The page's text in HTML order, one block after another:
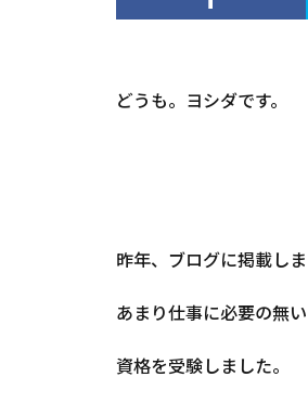
どうも。ヨシダです。
昨年、ブログに掲載し
あまり仕事に必要の無い
資格を受験しました。